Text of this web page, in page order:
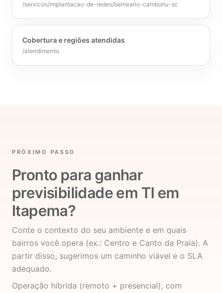
/servicos/implantacao-de-redes/balneario-camboriu-sc
Cobertura e regiões atendidas
/atendimento
PRÓXIMO PASSO
Pronto para ganhar
previsibilidade em TI em
Itapema?
Conte o contexto do seu ambiente e em quais
bairros você opera (ex.: Centro e Canto da Praia). A
partir disso, sugerimos um caminho viável e o SLA
adequado.
Operação híbrida (remoto + presencial), com